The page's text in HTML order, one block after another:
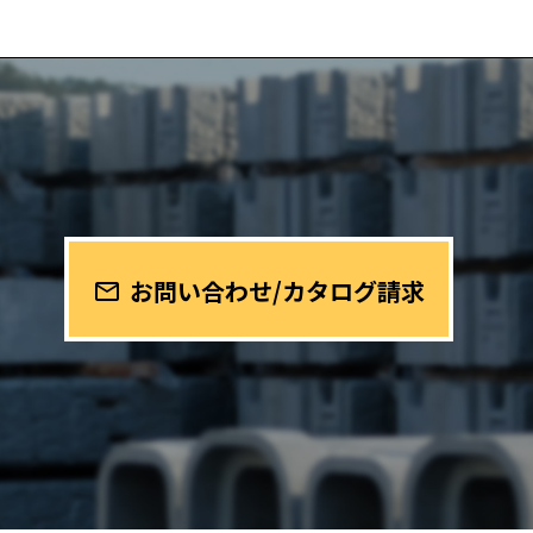
mail_outline お問い合わせ/カタログ請求